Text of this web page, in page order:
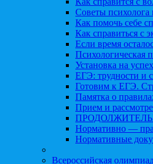
Советы
Как помочь себе
Как справиться с
Если время
Психологическая
Установка на успех
ЕГЭ: трудности и
Готовим к ЕГЭ.
Памятка о
Прием и
Нормативно —
Нормативные
Всероссийская